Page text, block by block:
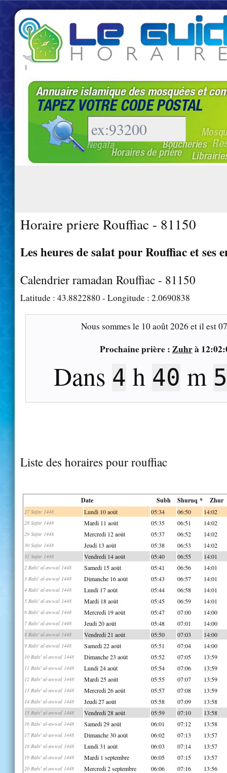
|
Horaire priere Rouffiac - 81150
Les heures de salat pour Rouffiac et ses
Calendrier ramadan Rouffiac - 81150
Latitude : 43.8822880- Longitude : 2.0690838
Nous sommes le 10 août 2026 et il est
Prochaine prière : Zuhrà
Dans 4 h 40 m
Liste des horaires pour rouffiac
Date Subh Shuruq * Zhur
27 Safar 1448 Lundi 10 août 05:34 06:50 14:02
28 Safar 1448 Mardi 11 août 05:35 06:51 14:02
29 Safar 1448 Mercredi 12 août 05:37 06:52 14:02
30 Safar 1448 Jeudi 13 août 05:38 06:53 14:02
31 Safar 1448 Vendredi 14 août 05:40 06:55 14:01
2 Rabi' al-awwal 1448 Samedi 15 août 05:41 06:56 14:01
3 Rabi' al-awwal 1448 Dimanche 16 août 05:43 06:57 14:01
4 Rabi' al-awwal 1448 Lundi 17 août 05:44 06:58 14:01
5 Rabi' al-awwal 1448 Mardi 18 août 05:45 06:59 14:01
6 Rabi' al-awwal 1448 Mercredi 19 août 05:47 07:00 14:00
7 Rabi' al-awwal 1448 Jeudi 20 août 05:48 07:01 14:00
8 Rabi' al-awwal 1448 Vendredi 21 août 05:50 07:03 14:00
9 Rabi' al-awwal 1448 Samedi 22 août 05:51 07:04 14:00
10 Rabi' al-awwal 1448 Dimanche 23 août 05:52 07:05 13:59
11 Rabi' al-awwal 1448 Lundi 24 août 05:54 07:06 13:59
12 Rabi' al-awwal 1448 Mardi 25 août 05:55 07:07 13:59
13 Rabi' al-awwal 1448 Mercredi 26 août 05:57 07:08 13:59
14 Rabi' al-awwal 1448 Jeudi 27 août 05:58 07:09 13:58
15 Rabi' al-awwal 1448 Vendredi 28 août 05:59 07:10 13:58
16 Rabi' al-awwal 1448 Samedi 29 août 06:01 07:12 13:58
17 Rabi' al-awwal 1448 Dimanche 30 août 06:02 07:13 13:57
18 Rabi' al-awwal 1448 Lundi 31 août 06:03 07:14 13:57
19 Rabi' al-awwal 1448 Mardi 1 septembre 06:05 07:15 13:57
20 Rabi' al-awwal 1448 Mercredi 2 septembre 06:06 07:16 13:56